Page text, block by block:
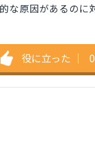
な原因があるの
役に立った ｜ 0